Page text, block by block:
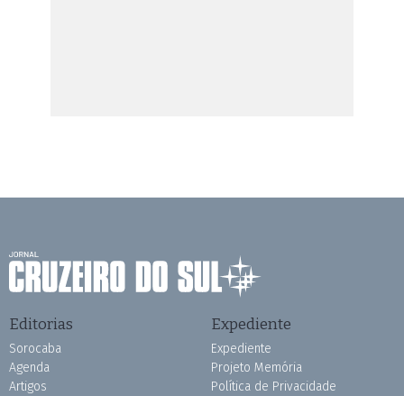
Editorias
Sorocaba
Agenda
Artigos
Expediente
Expediente
Projeto Memória
Política de Privacidade